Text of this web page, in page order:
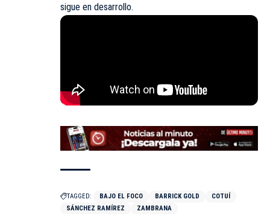
sigue en desarrollo.
TAGGED: BAJO EL FOCO BARRICK GOLD
COTUÍ
SÁNCHEZ RAMÍREZ
ZAMBRANA